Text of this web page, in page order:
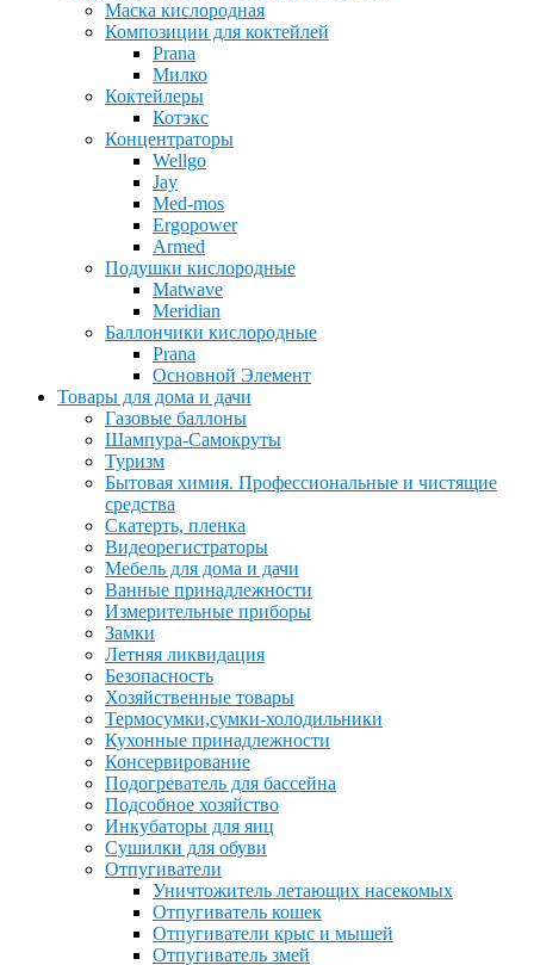
Маска кислородная
Композиции для коктейлей
Prana
Милко
Коктейлеры
Котэкс
Концентраторы
Wellgo
Jay
Med-mos
Ergopower
Armed
Подушки кислородные
Matwave
Meridian
Баллончики кислородные
Prana
Основной Элемент
Товары для дома и дачи
Газовые баллоны
Шампура-Самокруты
Туризм
Бытовая химия. Профессиональные и чистящие
средства
Скатерть, пленка
Видеорегистраторы
Мебель для дома и дачи
Ванные принадлежности
Измерительные приборы
Замки
Летняя ликвидация
Безопасность
Хозяйственные товары
Термосумки,сумки-холодильники
Кухонные принадлежности
Консервирование
Подогреватель для бассейна
Подсобное хозяйство
Инкубаторы для яиц
Сушилки для обуви
Отпугиватели
Уничтожитель летающих насекомых
Отпугиватель кошек
Отпугиватели крыс и мышей
Отпугиватель змей